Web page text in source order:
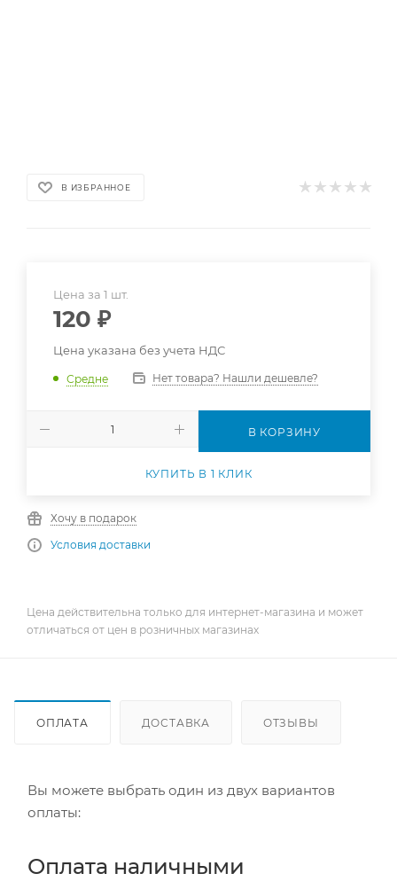
В ИЗБРАННОЕ
Цена за 1 шт.
120 ₽
Цена указана без учета НДС
Средне Нет товара? Нашли дешевле?
В КОРЗИНУ
КУПИТЬ В 1 КЛИК
Хочу в подарок
Условия доставки
Цена действительна только для интернет-магазина и может
отличаться от цен в розничных магазинах
ОПЛАТА ДОСТАВКА ОТЗЫВЫ
Вы можете выбрать один из двух вариантов
оплаты:
Оплата наличными